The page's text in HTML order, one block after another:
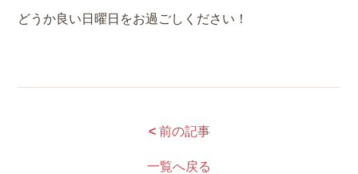
どうか良い日曜日をお過ごしください！
< 前の記事
一覧へ戻る